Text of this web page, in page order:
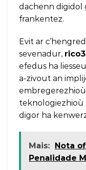
dachenn digidol
frankentez.
Evit ar
sevenadur,
efedus ha
a-zivout an
teknologiezhioù
digor ha
Mais: Nota
Penalidade